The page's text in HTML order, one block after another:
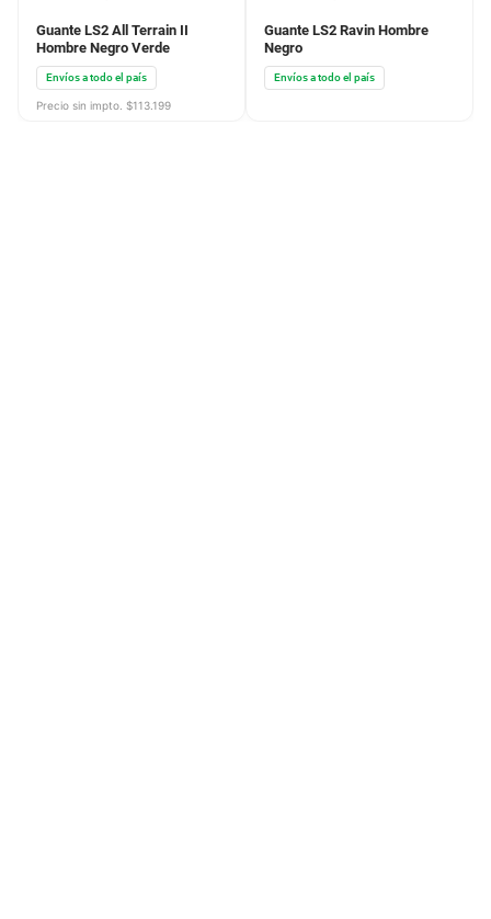
Guante LS2 All Terrain II
Hombre Negro Verde
Envíos a todo el país
Precio sin impto. $113.199
Guante LS2 Ravin Hombre
Negro
Envíos a todo el país